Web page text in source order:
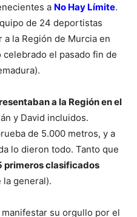
a No Hay Límite.
de 24 deportistas
la Región de Murcia en
el pasado fin de
a la Región en el
y David incluidos.
de 5.000 metros, y a
lo dieron todo. Tanto que
primeros clasificados
la general).
su orgullo por el